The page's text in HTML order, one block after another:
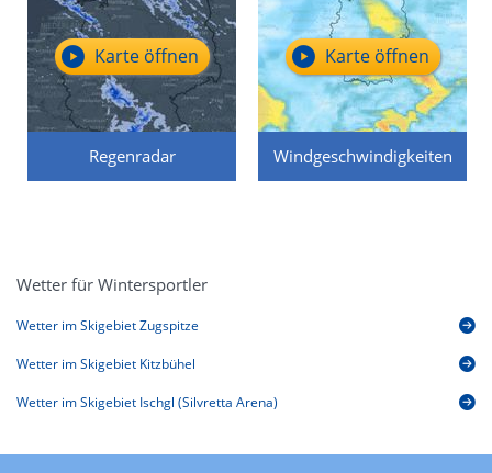
Regenradar
Karte öffnen
Windgeschwindigkeiten
Karte öffnen
Wetter für Wintersportler
Wetter im Skigebiet Zugspitze
Wetter im Skigebiet Kitzbühel
Wetter im Skigebiet Ischgl (Silvretta Arena)